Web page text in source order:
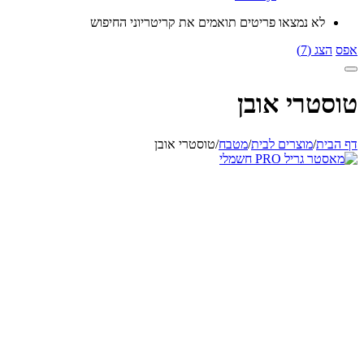
לא נמצאו פריטים תואמים את קריטריוני החיפוש
אפס הצג (7)
טוסטרי אובן
דף הבית/מוצרים לבית/מטבח/טוסטרי אובן